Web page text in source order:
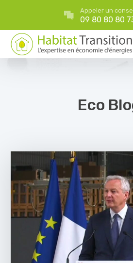
Appeler un
09 80 80 80
Eco